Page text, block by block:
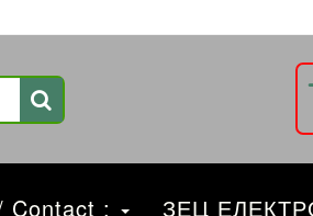
Contact :
ЗЕЦ